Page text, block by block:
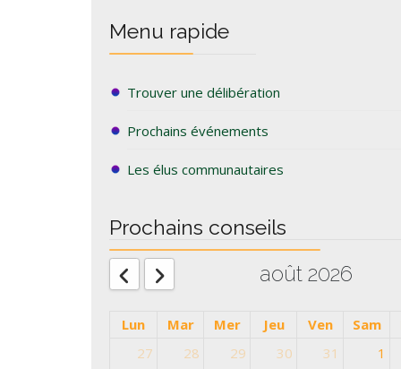
Menu rapide
Trouver une délibération
Prochains événements
Les élus communautaires
Prochains conseils
août 2026
Lun Mar Mer Jeu Ven Sam
27
28 29 30 31 1